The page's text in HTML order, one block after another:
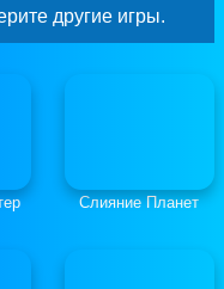
другие игры.
Слияние Планет